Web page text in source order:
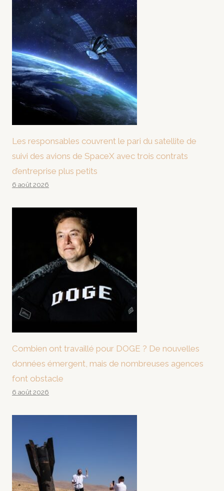
Les responsables couvrent le pari du satellite de
suivi des avions de SpaceX avec trois contrats
d’entreprise plus petits
6 août 2026
Combien ont travaillé pour DOGE ? De nouvelles
données émergent, mais de nombreuses agences
font obstacle
6 août 2026